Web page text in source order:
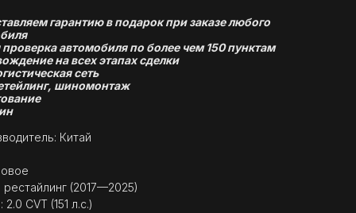
гарантию в подарок при заказе любого
автомобиля по более чем 150 пунктам
на всех этапах сделки
сеть
шиномонтаж
Китай
рестайлинг (2017—2025)
CVT (151 л.с.)